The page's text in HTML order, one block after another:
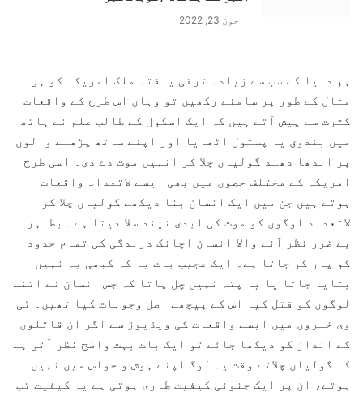
جون 23, 2022
ہم دنیا کے سب سے زیادہ ترقی یافتہ ملک امریکہ کو ہی
مثال کے طور پر سامنے رکھیں تو وہاں اس طرح کے واقعات
کثرت سے پیش آتے ہیں کہ ایک اسکول کے طالب علم نے ہاتھ
میں بندوق یا پستول اٹھایا اور اپنے ساتھ پڑھنے والوں
پر اندھا دھند گولیاں چلا کر انہیں موت دے دی۔ اسی طرح
امریکہ کے مختلف حصوں میں بھی ایسے لاتعداد واقعات
ہوتے ہیں جن میں ایک انسان بنا دیکھے گولیاں چلا کر
لاتعداد لوگوں کو موت کی ابدی نیند سلا دیتا ہے۔ بظاہر
بے ضرر نظر آنے والا انسان اچانک درندگی کی تمام حدود
کو پار کر جاتا ہے۔ ایک عجیب بات یہ کہ کبھی یہ نہیں
بتایا جاتا یا یہ پتہ نہیں چل پاتا کہ جس انسان نے اتنے
لوگوں کو قتل کیا اس کے پیچھے اصل وجوہات کیا تھیں۔ ٹی
وی خبروں میں ایسے واقعات کی ویڈیوز سے اگر ان قاتلوں
کے انداز کو دیکھا جائے تو ایک بات بہت واضح نظر آتی ہے
کہ گولیاں چلاتے وقت یہ لوگ اپنے ہوش و حواس میں نہیں
ہوتے، ان پر ایک جنونی کیفیت طاری ہوتی ہے یہ کیفیت تب